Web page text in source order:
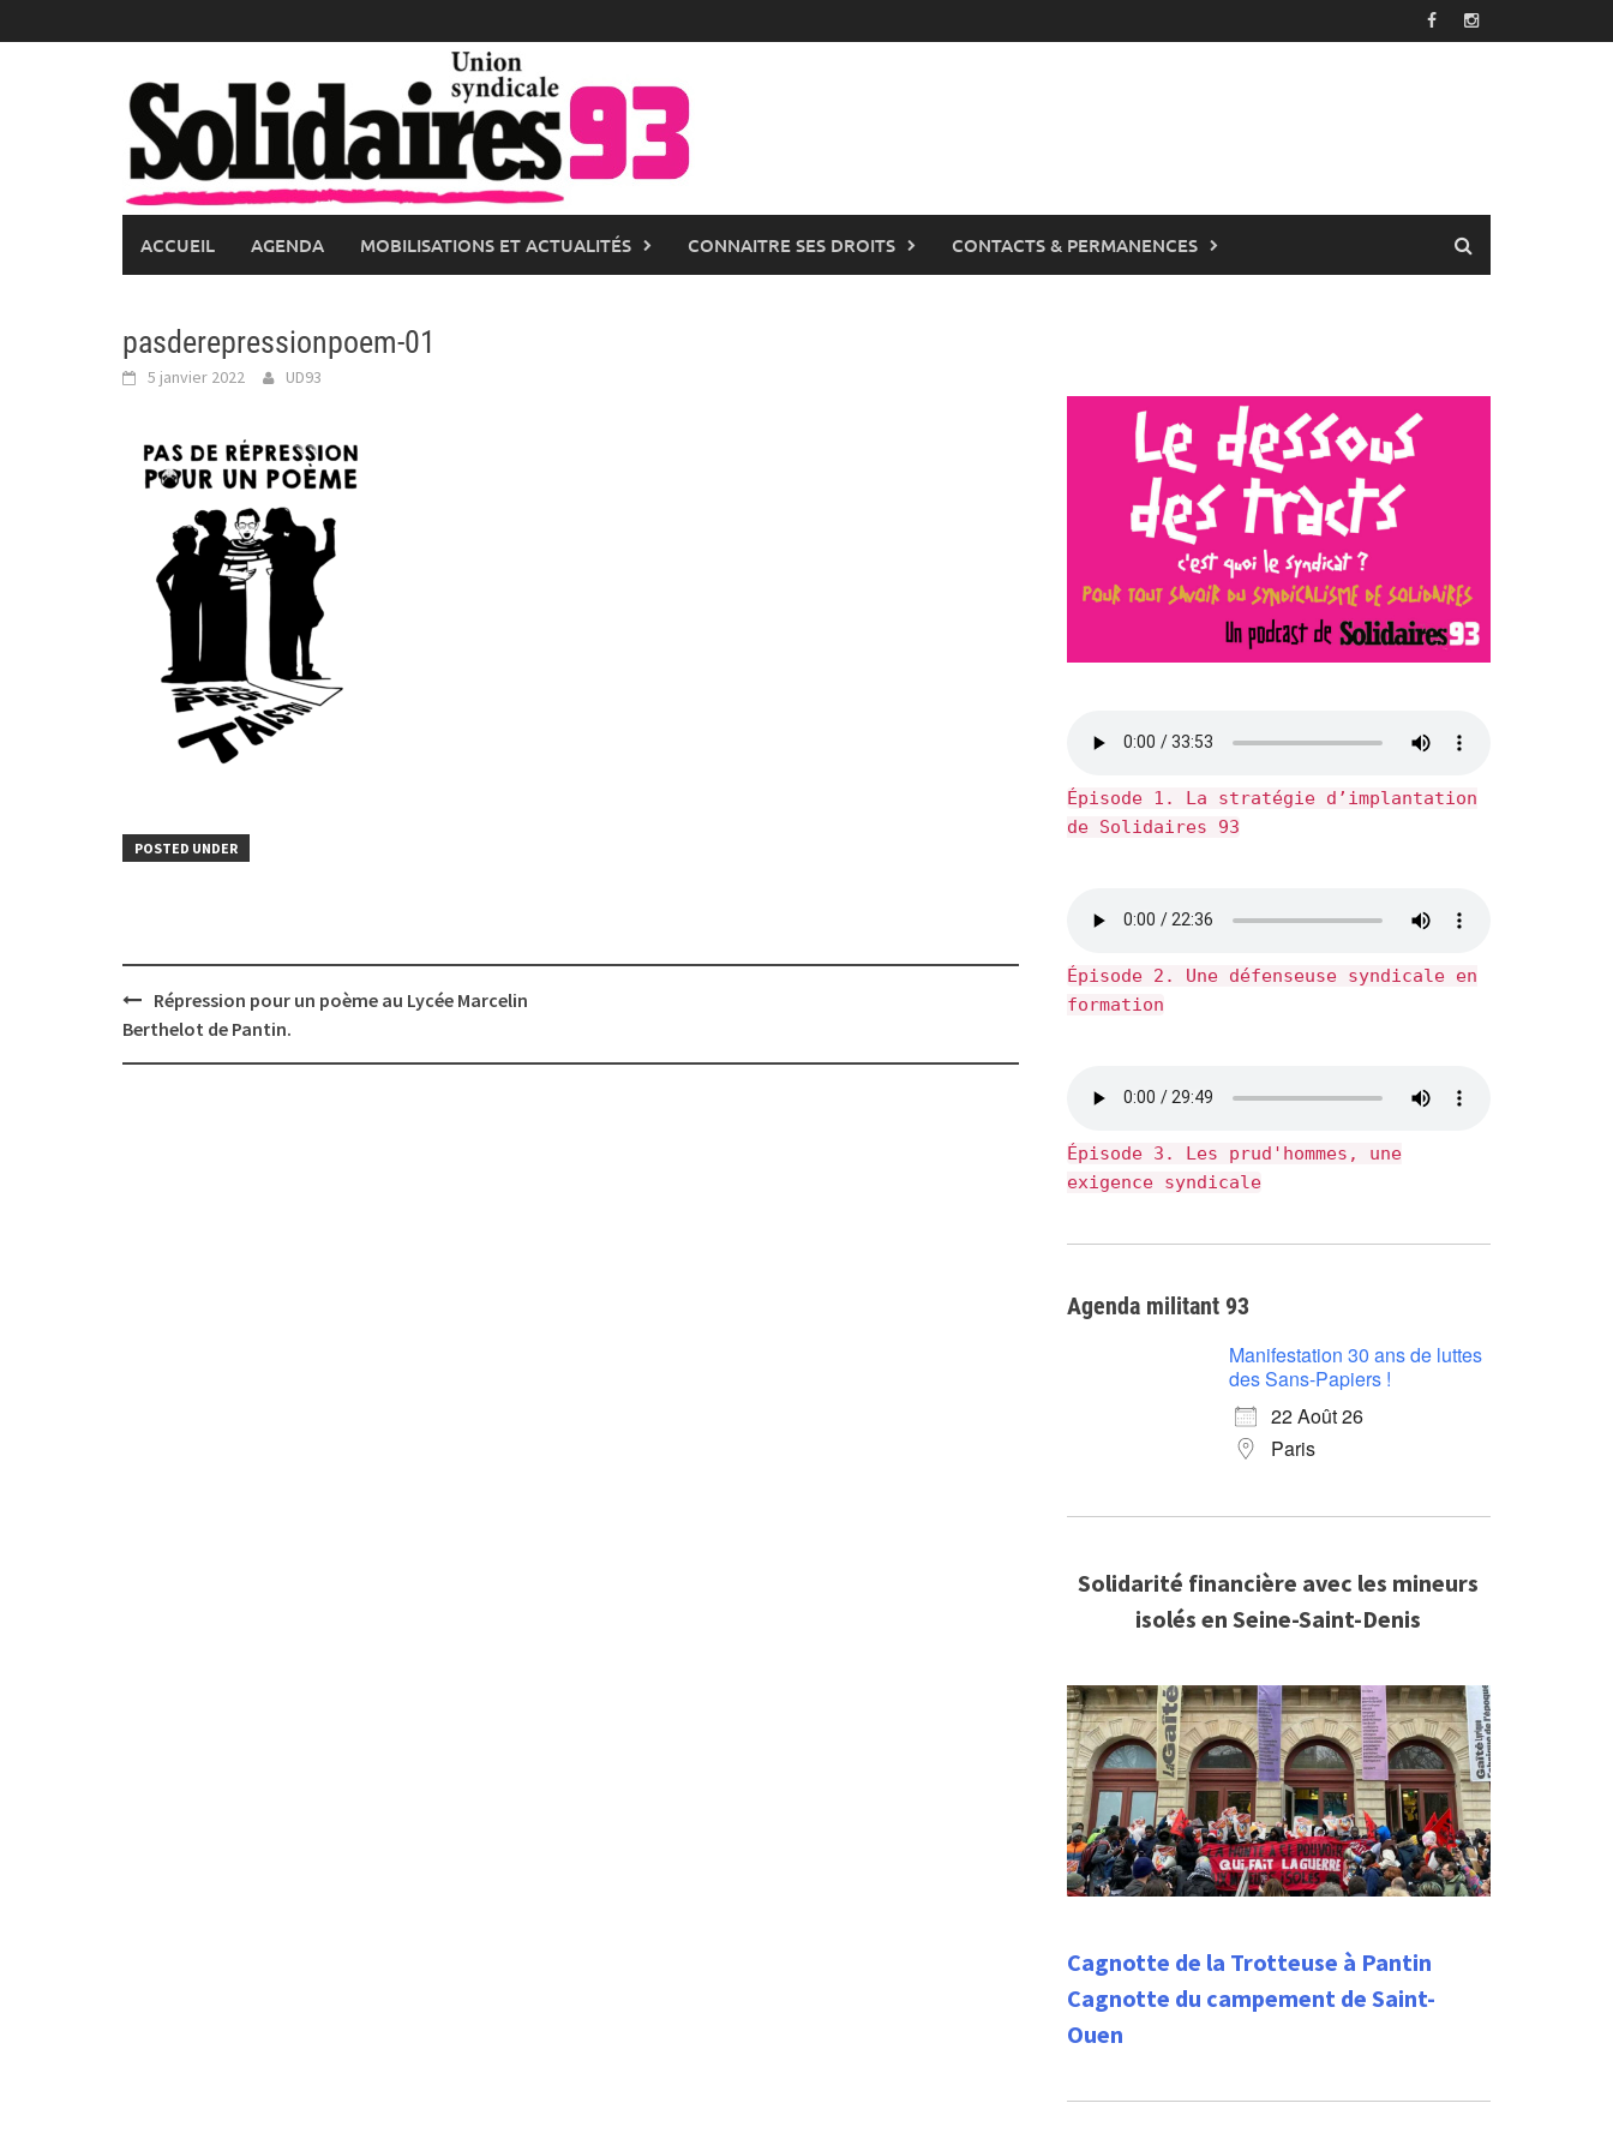
to
ACCUEIL AGENDA MOBILISATIONS ET ACTUALITÉS CONNAITRE SES DROITS CONTACTS & PERMANENCES
pasderepressionpoem-01
5 janvier 2022 UD93
POSTED UNDER
Post
navigation
Répression pour un poème au Lycée Marcelin
Berthelot de Pantin.
Épisode 1. La stratégie d’implantation
de Solidaires 93
Épisode 2. Une défenseuse syndicale en
formation
Épisode 3. Les prud'hommes, une
exigence syndicale
Agenda militant 93
Manifestation 30 ans de luttes
des Sans-Papiers !
22 Août 26
Paris
Solidarité financière avec les mineurs
isolés en Seine-Saint-Denis
Cagnotte de la Trotteuse à Pantin
Cagnotte du campement de Saint-
Ouen